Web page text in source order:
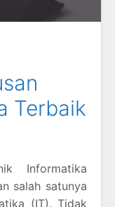
Terbaik
Informatika
salah satunya
(IT). Tidak